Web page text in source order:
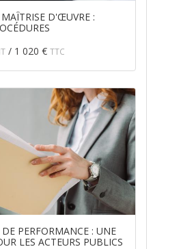
D'ŒUVRE :
/ 1 020 € TTC
PERFORMANCE : UNE
LES ACTEURS PUBLICS